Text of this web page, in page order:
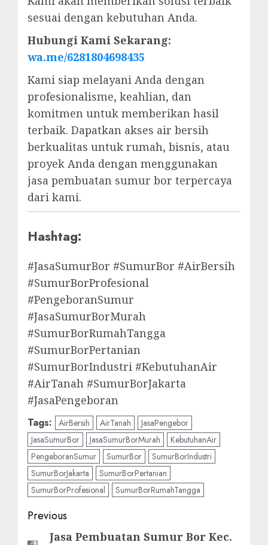
sesuai dengan kebutuhan Anda.
Hubungi Kami Sekarang:
wa.me/6281804698435
Kami siap melayani Anda dengan
profesionalisme, keahlian, dan
komitmen untuk memberikan hasil
terbaik. Dapatkan akses air bersih
berkualitas untuk rumah, bisnis, atau
proyek Anda dengan menggunakan
jasa pembuatan sumur bor terpercaya
dari kami.
Hashtag:
#JasaSumurBor #SumurBor #AirBersih
#SumurBorProfesional
#PengeboranSumur
#JasaSumurBorMurah
#SumurBorRumahTangga
#SumurBorPertanian
#SumurBorIndustri #KebutuhanAir
#AirTanah #SumurBorJakarta
#JasaPengeboran
Tags: AirBersih AirTanah
JasaPengebor
JasaSumurBor
JasaSumurBorMurah
KebutuhanAir
PengeboranSumur
SumurBor
SumurBorIndustri
SumurBorJakarta
SumurBorPertanian
SumurBorProfesional
SumurBorRumahTangga
Post
navigation
Previous
PreviousJasa Pembuatan Sumur Bor Kec.